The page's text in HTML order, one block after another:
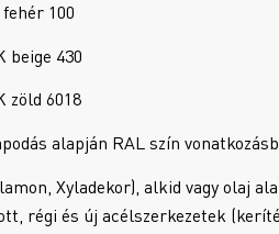
100
beige 430
zöld 6018
alapján RAL szín
Xyladekor), alkid vagy olaj
régi és új acélszerkezetek